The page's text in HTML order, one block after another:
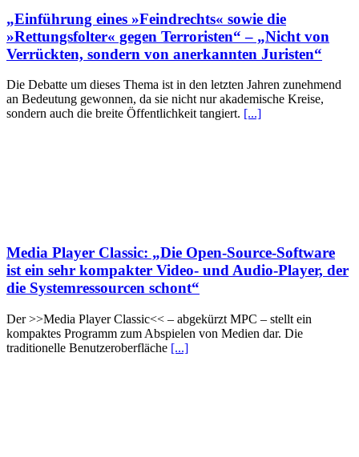
„Einführung eines »Feindrechts« sowie die
»Rettungsfolter« gegen Terroristen“ – „Nicht von
Verrückten, sondern von anerkannten Juristen“
Die Debatte um dieses Thema ist in den letzten Jahren zunehmend
an Bedeutung gewonnen, da sie nicht nur akademische Kreise,
sondern auch die breite Öffentlichkeit tangiert. [...]
Media Player Classic: „Die Open-Source-Software
ist ein sehr kompakter Video- und Audio-Player, der
die Systemressourcen schont“
Der >>Media Player Classic<< – abgekürzt MPC – stellt ein
kompaktes Programm zum Abspielen von Medien dar. Die
traditionelle Benutzeroberfläche [...]